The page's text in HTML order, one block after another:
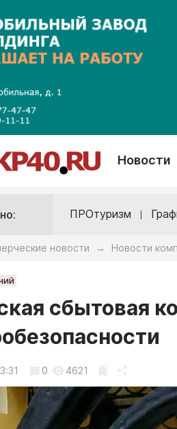
Новости
ПРОтуризм
новости → Новости
сбытовая
0 4621